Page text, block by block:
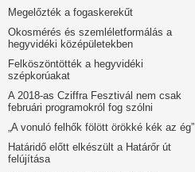
Megelőzték a fogaskerekűt
Okosmérés és szemléletformálás a
hegyvidéki középületekben
Felköszöntötték a hegyvidéki
szépkorúakat
A 2018-as Cziffra Fesztivál nem csak
februári programokról fog szólni
„A vonuló felhők fölött örökké kék az ég”
Határidő előtt elkészült a Határőr út
felújítása